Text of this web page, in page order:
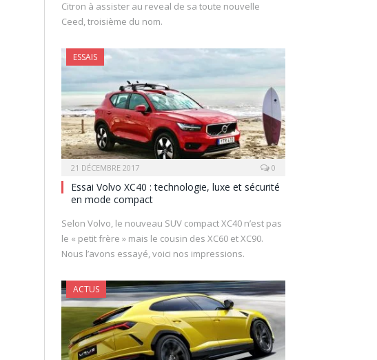
Citron à assister au reveal de sa toute nouvelle
Ceed, troisième du nom.
ESSAIS
21 DÉCEMBRE 2017 0
Essai Volvo XC40 : technologie, luxe et sécurité
en mode compact
Selon Volvo, le nouveau SUV compact XC40 n’est pas
le « petit frère » mais le cousin des XC60 et XC90.
Nous l’avons essayé, voici nos impressions.
ACTUS